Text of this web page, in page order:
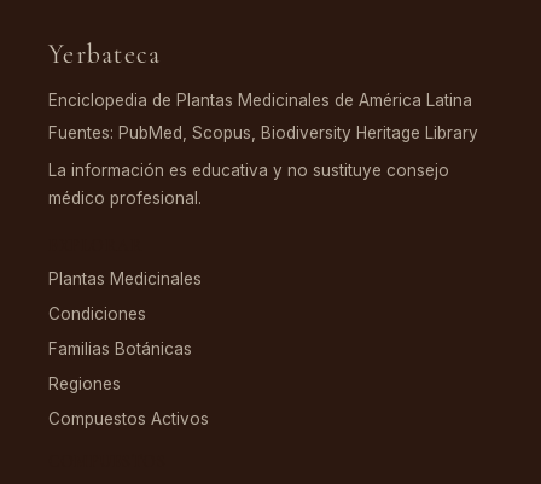
Yerbateca
Enciclopedia de Plantas Medicinales de América Latina
Fuentes: PubMed, Scopus, Biodiversity Heritage Library
La información es educativa y no sustituye consejo
médico profesional.
Plantas Medicinales
Condiciones
Familias Botánicas
Regiones
Compuestos Activos